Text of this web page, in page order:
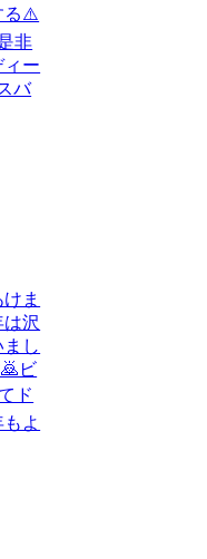
る⚠️
非
ィー
バ
ま
沢
し
ビ
ド
よ